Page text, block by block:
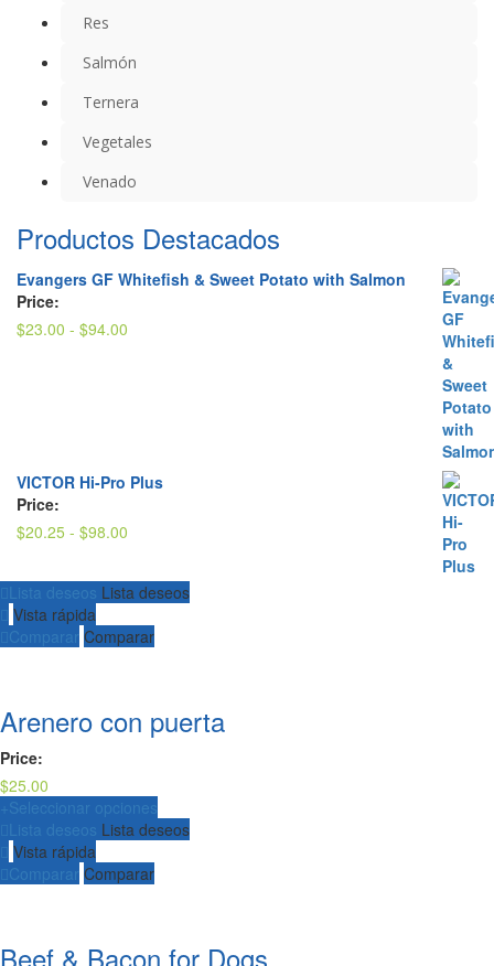
Res
Salmón
Ternera
Vegetales
Venado
Productos Destacados
Evangers GF Whitefish & Sweet Potato with Salmon
Price:
$23.00 - $94.00
VICTOR Hi-Pro Plus
Price:
$20.25 - $98.00
desde
hasta
Lista deseos Lista deseos
Vista rápida
Comparar Comparar
Arenero con puerta
Price:
$25.00
+ Seleccionar opciones
Lista deseos Lista deseos
Vista rápida
Comparar Comparar
Beef & Bacon for Dogs